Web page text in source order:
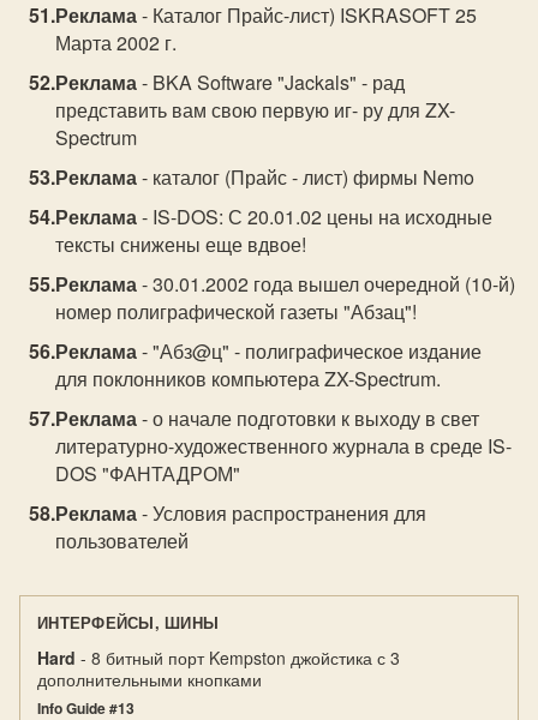
Реклама- Каталог Прайс-лист) ISKRASOFT 25
Марта 2002 г.
Реклама- BKA Software "Jackals" - рад
представить вам свою первую иг- ру для ZX-
Spectrum
Реклама- каталог (Прайс - лист) фирмы Nemo
Реклама- IS-DOS: С 20.01.02 цены на исходные
тексты снижены еще вдвое!
Реклама- 30.01.2002 года вышел очередной (10-й)
номер полиграфической газеты "Абзац"!
Реклама- "Абз@ц" - полиграфическое издание
для поклонников компьютера ZX-Spectrum.
Реклама- о начале подготовки к выходу в свет
литературно-художественного журнала в среде IS-
DOS "ФАНТАДРОМ"
Реклама- Условия распространения для
пользователей
ИНТЕРФЕЙСЫ, ШИНЫ
Hard - 8 битный порт Kempston джойстика с 3
дополнительными кнопками
Info Guide #13